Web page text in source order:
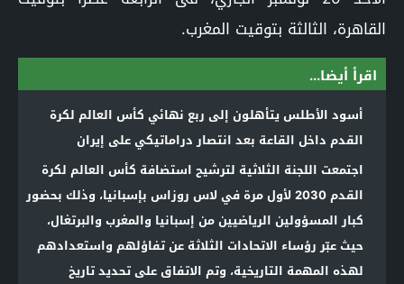
القاهرة، الثالثة بتوقيت المغرب.
اقرأ أيضا...
أسود الأطلس يتأهلون إلى ربع نهائي كأس العالم لكرة
القدم داخل القاعة بعد انتصار دراماتيكي على إيران
اجتمعت اللجنة الثلاثية لترشيح استضافة كأس العالم لكرة
القدم 2030 لأول مرة في لاس روزاس بإسبانيا، وذلك بحضور
كبار المسؤولين الرياضيين من إسبانيا والمغرب والبرتغال،
حيث عبّر رؤساء الاتحادات الثلاثة عن تفاؤلهم واستعدادهم
لهذه المهمة التاريخية، وتم الاتفاق على تحديد تاريخ